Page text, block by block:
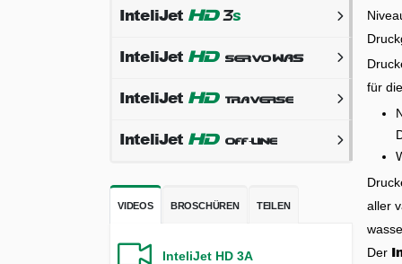
InteliJet HD5s
InteliJet HDservoWAS
InteliJet HDtraverse
InteliJet HDoff-line
VIDEOS BROSCHÜREN TEILEN
InteliJet HD 3A
für
aller
Der